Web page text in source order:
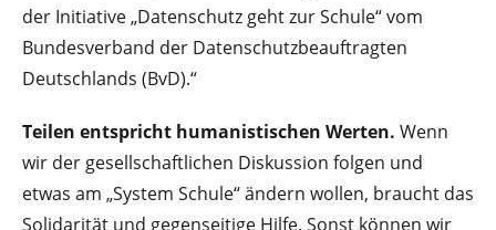
der Initiative „Datenschutz geht zur Schule“ vom
Bundesverband der Datenschutzbeauftragten
Deutschlands (BvD).“
Teilen entspricht humanistischen Werten. Wenn
wir der gesellschaftlichen Diskus­sion folgen und
etwas am „System Schule“ ändern wollen, braucht das
Solidarität und gegenseitige Hilfe. Sonst können wir